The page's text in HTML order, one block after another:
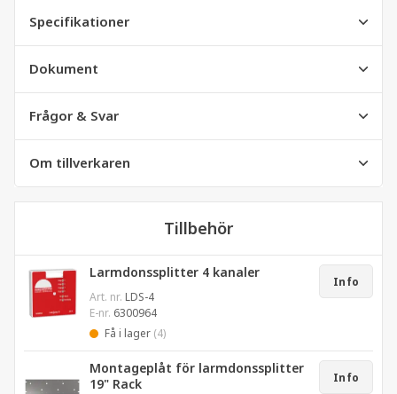
Specifikationer
Dokument
Frågor & Svar
Om tillverkaren
Tillbehör
Larmdonssplitter 4 kanaler
Art. nr. LDS-4
E-nr. 6300964
Få i lager (4)
Info
Montageplåt för larmdonssplitter
19" Rack
Info